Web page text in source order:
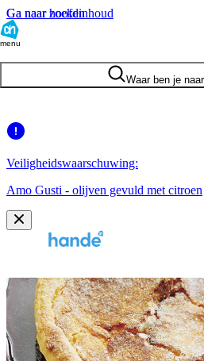
Ga naar hoofdinhoud
Ga naar zoeken
menu
Waar ben je
Veiligheidswaarschuwing:
Amo Gusti - olijven gevuld met citroen